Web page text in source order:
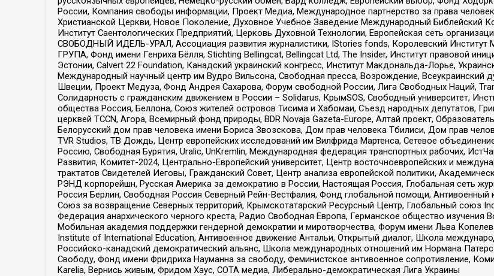
России, Компания свободы информации, Проект Медиа, Международное партнерство за права
Христианской Церкви, Новое Поколение, Духовное Учебное Заведение Международный Библейский
Институт Саентологических Предприятий, Церковь Духовной Технологии, Европейская сеть
СВОБОДНЫЙ ИДЕЛЬ-УРАЛ, Ассоциация развития журналистики, IStories fonds, Королевский
ГРУПА, Фонд имени Генриха Бёлля, Stichting Bellingcat, Bellingcat Ltd, The Insider, Институт правовой
Эстонии, Calvert 22 Foundation, Канадский украинский конгресс, Институт Макдональда-Лорье,
Международный научный центр им Вудро Вильсона, Свободная пресса, Возрождение, Всеукраинский
Швеции, Проект Медуза, Фонд Андрея Сахарова, Форум свободной России, Лига Свободных Наций,
Солидарность с гражданским движением в России – Solidarus, КрымSOS, Свободный университет,
общества Россия, Беллона, Союз жителей островов Тисима и Хабомаи, Съезд народных депутатов,
церквей TCCN, Агора, Всемирный фонд природы, BDR Novaja Gazeta-Europe, Алтай проект,
Белорусский дом прав человека имени Бориса Звозскова, Дом прав человека Тбилиси, Дом прав
TVR Studios, ТВ Дождь, Центр европейских исследований им Вилфрида Мартенса, Сетевое
Россию, Свободная Бурятия, Uralic, UnKremlin, Международная федерация транспортных рабочих,
Развития, Комитет-2024, Центрально-Европейский университет, Центр восточноевропейских и
трактатов Свидетелей Иеговы, Гражданский Совет, Центр анализа европейской политики,
РЭНД корпорейшн, Русская Америка за демократию в России, Настоящая Россия, Глобальная сеть
Россия Берлин, Свободная Россия Северный Рейн-Вестфалия, Фонд глобальной помощи, Антивоенный
Союз за возвращение Северных территорий, Крымскотатарский Ресурсный Центр, Глобальный союз
Федерация анархического черного креста, Радио Свободная Европа, Германское общество изучения
Мобильная академия поддержки гендерной демократии и миротворчества, Форум имени Льва
Institute of International Education, Антивоенное движение Антальи, Открытый диалог, Школа
Российско-канадский демократический альянс, Школа международных отношений им Нормана
Свободу, Фонд имени Фридриха Науманна за свободу, Феминистское антивоенное сопротивление,
Karelia, Вернись живым, Фридом Хаус, СОТА медиа, Либерально-демократическая Лига Украины